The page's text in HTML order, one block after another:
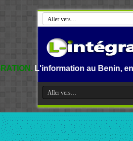
au Benin, en Afrique et dans